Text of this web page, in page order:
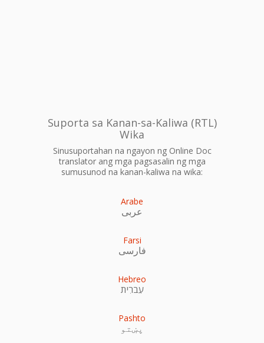
Suporta sa Kanan-sa-Kaliwa (RTL)
Wika
Sinusuportahan na ngayon ng Online Doc
translator ang mga pagsasalin ng mga
sumusunod na kanan-kaliwa na wika:
Arabe
عربى
Farsi
فارسی
Hebreo
עִברִית
Pashto
پښتو